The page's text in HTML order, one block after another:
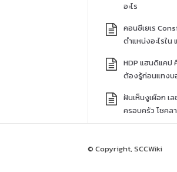
อะไร
คอนซีเยเร
ตำแหน่งอะไรใน
HDP แฮนดิแคป
ต้องรู้ก่อนแทงบ
ฝันเห็นงูเผือก เ
ครอบครัว โชคล
© Copyright, SCCWiki